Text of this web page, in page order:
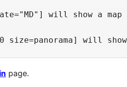
will show a map
page.